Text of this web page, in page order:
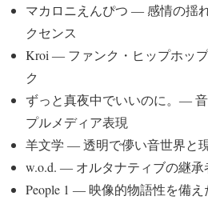
マカロニえんぴつ ― 感情の揺
クセンス
Kroi ― ファンク・ヒップホッ
ク
ずっと真夜中でいいのに。―
プルメディア表現
羊文学 ― 透明で儚い音世界と
w.o.d. ― オルタナティブの継承
People 1 ― 映像的物語性を備